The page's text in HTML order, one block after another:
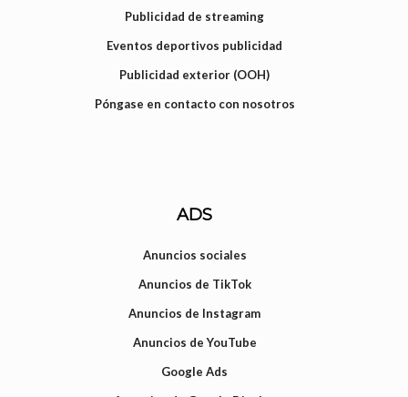
Publicidad de streaming
Eventos deportivos publicidad
Publicidad exterior (OOH)
Póngase en contacto con nosotros
ADS
Anuncios sociales
Anuncios de TikTok
Anuncios de Instagram
Anuncios de YouTube
Google Ads